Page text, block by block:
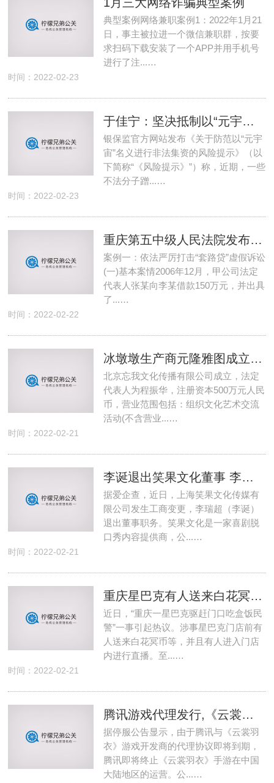
典型案例网络兼职案例1：2022年1月21
日，事主被拉进一个微信兼职群，按要
求扫码下载安装了一个APP并用手机号
进行了注...…
时间：2022-02-23
于佳宁：坚决抵制以“元宇宙”名义进行非法集资
银保监官方网站发布《关于防范以“元宇
宙”名义进行非法集资的风险提示》（以
下简称“《风险提示》”）称，近期，一些
不法分子蹭...…
时间：2022-02-23
重庆第五中级人民法院发布5起典型案例防范虚假诉讼
案例一：依法严厉打击“套路贷”虚假诉讼
(一)基本案情2006年12月，甲公司法定
代表人张某向李某借款150万元，并出具
了...…
时间：2022-02-22
冰墩墩生产商元隆雅图成立新公司
北京忘我文化传播有限公司成立，法定
代表人为程振华，注册资本500万元人民
币，营业范围包括：组织文化艺术交流
活动(不含营业...…
时间：2022-02-21
李诞退出笑果文化董事 李诞卸任笑果文化董事
据爱企查，近日，上海笑果文化传媒有
限公司发生工商变更，李瑞超（李诞）
退出董事职务。笑果文化是一家喜剧脱
口秀内容提供商，公...…
时间：2022-02-21
重庆星巴克有人送来白花冥币、店内大声直播
近日，“重庆一星巴克驱赶门口吃盒饭民
警”一事引起热议。涉事星巴克门店前有
人送来白花冥币等，并且有人进入门店
内进行直播。至...…
时间：2022-02-21
腾讯游戏代理发行,《云裳羽衣》手游宣布停服
据停服公告显示，由于腾讯与《云裳羽
衣》游戏开发商的代理协议即将到期，
腾讯即将终止《云裳羽衣》手游在中国
大陆地区的运营。公...…